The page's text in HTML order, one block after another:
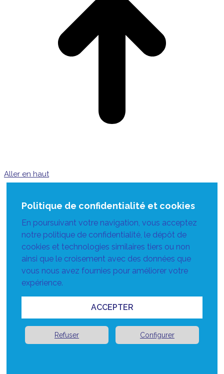
Aller en haut
Politique de confidentialité et cookies
En poursuivant votre navigation, vous acceptez
notre politique de confidentialité, le dépôt de
cookies et technologies similaires tiers ou non
ainsi que le croisement avec des données que
vous nous avez fournies pour améliorer votre
expérience.
ACCEPTER
Refuser Configurer